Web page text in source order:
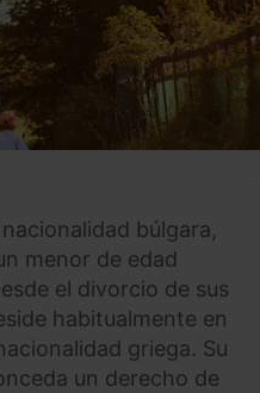
búlgara,
menor de edad
el divorcio de sus
habitualmente en
griega. Su
un derecho de